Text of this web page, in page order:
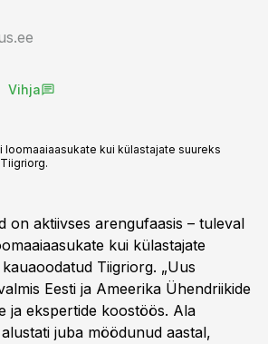
Vihja
loomaaiaasukate kui külastajate suureks
on aktiivses arengufaasis – tuleval
kui külastajate
Tiigriorg. „Uus
Eesti ja Ameerika Ühendriikide
ja ekspertide koostöös. Ala
juba möödunud aastal,